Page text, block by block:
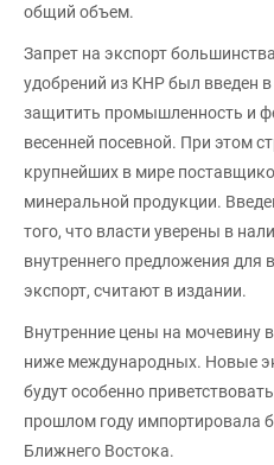
общий объем.
Запрет на экспорт
удобрений из КНР был введен
защитить промышленность и
весенней посевной. При этом
крупнейших в мире
минеральной продукции.
того, что власти уверены в
внутреннего предложения для
экспорт, считают в издании.
Внутренние цены на мочевину
ниже международных. Новые
будут особенно
прошлом году импортировала
Ближнего Востока.